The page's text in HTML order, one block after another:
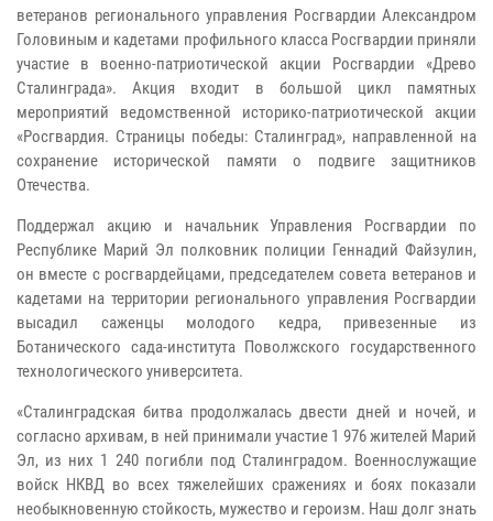
ветеранов регионального управления Росгвардии Александром
Головиным и кадетами профильного класса Росгвардии приняли
участие в военно-патриотической акции Росгвардии «Древо
Сталинграда». Акция входит в большой цикл памятных
мероприятий ведомственной историко-патриотической акции
«Росгвардия. Страницы победы: Сталинград», направленной на
сохранение исторической памяти о подвиге защитников
Отечества.
Поддержал акцию и начальник Управления Росгвардии по
Республике Марий Эл полковник полиции Геннадий Файзулин,
он вместе с росгвардейцами, председателем совета ветеранов и
кадетами на территории регионального управления Росгвардии
высадил саженцы молодого кедра, привезенные из
Ботанического сада-института Поволжского государственного
технологического университета.
«Сталинградская битва продолжалась двести дней и ночей, и
согласно архивам, в ней принимали участие 1 976 жителей Марий
Эл, из них 1 240 погибли под Сталинградом. Военнослужащие
войск НКВД во всех тяжелейших сражениях и боях показали
необыкновенную стойкость, мужество и героизм. Наш долг знать